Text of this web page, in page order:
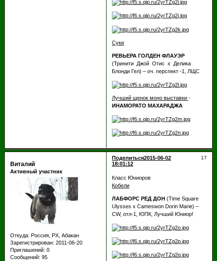
Суки
РЕВЬЕРА ГОЛДЕН ФЛАУЭР
(Тринити Джой Отис х Делика
Блонди Гел) – оч. перспект -1, ЛЩС
Лучший щенок моно выставки -
ИНАМОРАТО МАХАРАДЖА
Поделиться 17
2015-06-02
18:01:12
Виталий
Активный участник
Откуда: Россия, РХ, Абакан
Зарегистрирован: 2011-06-20
Приглашений: 0
Сообщений: 95
Класс Юниоров
Кобели
ЛАБФОРС РЕД ДОН(Time Square
Ulysses х Cameswon Dorin Marie) –
CW, отл-1, ЮПК, Лучший Юниор!